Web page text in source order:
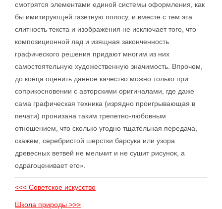
смотрятся элементами единой системы оформления, как
бы имитирующей газетную полосу, и вместе с тем эта
слитность текста и изображения не исключает того, что
композиционной лад и изящная законченность
графического решения придают многим из них
самостоятельную художественную значимость. Впрочем,
до конца оценить данное качество можно только при
соприкосновении с авторскими оригиналами, где даже
сама графическая техника (изрядно проигрывающая в
печати) пронизана таким трепетно-любовным
отношением, что сколько угодно тщательная передача,
скажем, серебристой шерстки барсука или узора
древесных ветвей не мельчит и не сушит рисунок, а
одрагоценивает его».
<<< Советское искусство
Школа природы >>>